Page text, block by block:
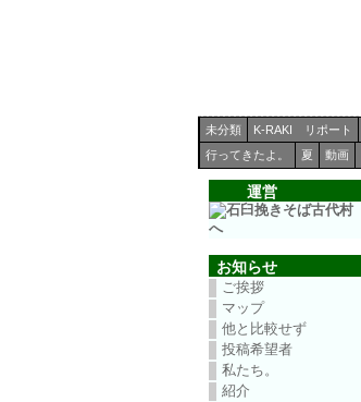
未分類 K-RAKI リポート
行ってきたよ。
夏 動画
運営
お知らせ
ご挨拶
マップ
他と比較せず
投稿希望者
私たち。
紹介